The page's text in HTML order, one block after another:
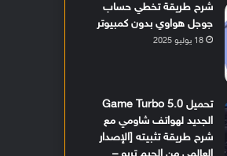
شرح طريقة تخطي حساب
جوجل هواوي بدون كمبيوتر
18 يوليو 2025
تحميل Game Turbo 5.0
الجديد لهواتف شاومي مع
شرح طريقة تثبيته [الإصدار